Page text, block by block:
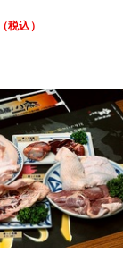
（税込）